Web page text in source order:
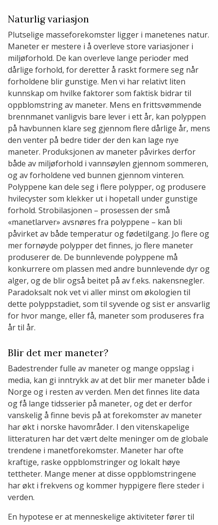
Naturlig variasjon
Plutselige masseforekomster ligger i manetenes natur.
Maneter er mestere i å overleve store variasjoner i
miljøforhold. De kan overleve lange perioder med
dårlige forhold, for deretter å raskt formere seg når
forholdene blir gunstige. Men vi har relativt liten
kunnskap om hvilke faktorer som faktisk bidrar til
oppblomstring av maneter. Mens en frittsvømmende
brennmanet vanligvis bare lever i ett år, kan polyppen
på havbunnen klare seg gjennom flere dårlige år, mens
den venter på bedre tider der den kan lage nye
maneter. Produksjonen av maneter påvirkes derfor
både av miljøforhold i vannsøylen gjennom sommeren,
og av forholdene ved bunnen gjennom vinteren.
Polyppene kan dele seg i flere polypper, og produsere
hvilecyster som klekker ut i hopetall under gunstige
forhold. Strobilasjonen – prosessen der små
«manetlarver» avsnøres fra polyppene – kan bli
påvirket av både temperatur og fødetilgang. Jo flere og
mer fornøyde polypper det finnes, jo flere maneter
produserer de. De bunnlevende polyppene må
konkurrere om plassen med andre bunnlevende dyr og
alger, og de blir også beitet på av f.eks. nakensnegler.
Paradoksalt nok vet vi aller minst om økologien til
dette polyppstadiet, som til syvende og sist er ansvarlig
for hvor mange, eller få, maneter som produseres fra
år til år.
Blir det mer maneter?
Badestrender fulle av maneter og mange oppslag i
media, kan gi inntrykk av at det blir mer maneter både i
Norge og i resten av verden. Men det finnes lite data
og få lange tidsserier på maneter, og det er derfor
vanskelig å finne bevis på at forekomster av maneter
har økt i norske havområder. I den vitenskapelige
litteraturen har det vært delte meninger om de globale
trendene i manetforekomster. Maneter har ofte
kraftige, raske oppblomstringer og lokalt høye
tettheter. Mange mener at disse oppblomstringene
har økt i frekvens og kommer hyppigere flere steder i
verden.
En hypotese er at menneskelige aktiviteter fører til